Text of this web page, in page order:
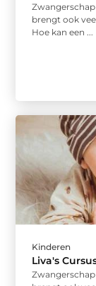
brengt ook
Hoe kan een ...
Kinderen
Liva's